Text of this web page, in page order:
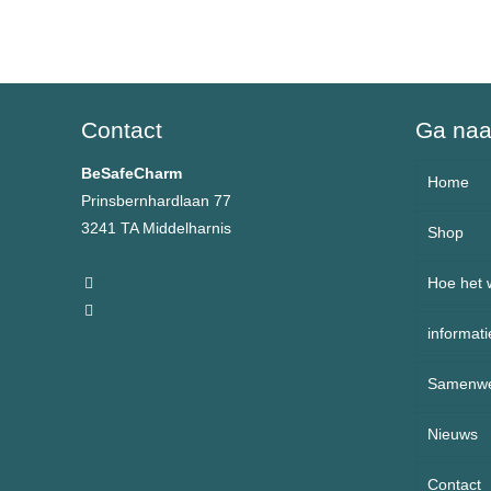
Contact
BeSafeCharm
Prinsbernhardlaan 77
3241 TA Middelharnis
Ga
Home
Over
Shop
Sport
Hoe het
Nieuws
Contact